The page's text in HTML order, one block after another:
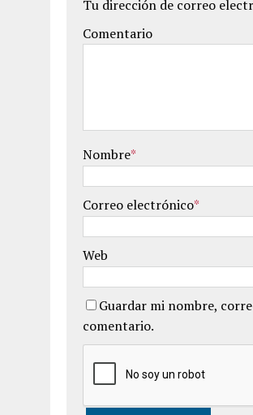
Tu dirección de correo
Comentario
Nombre*
Correo electrónico*
Web
Guardar mi nombre,
comentario.